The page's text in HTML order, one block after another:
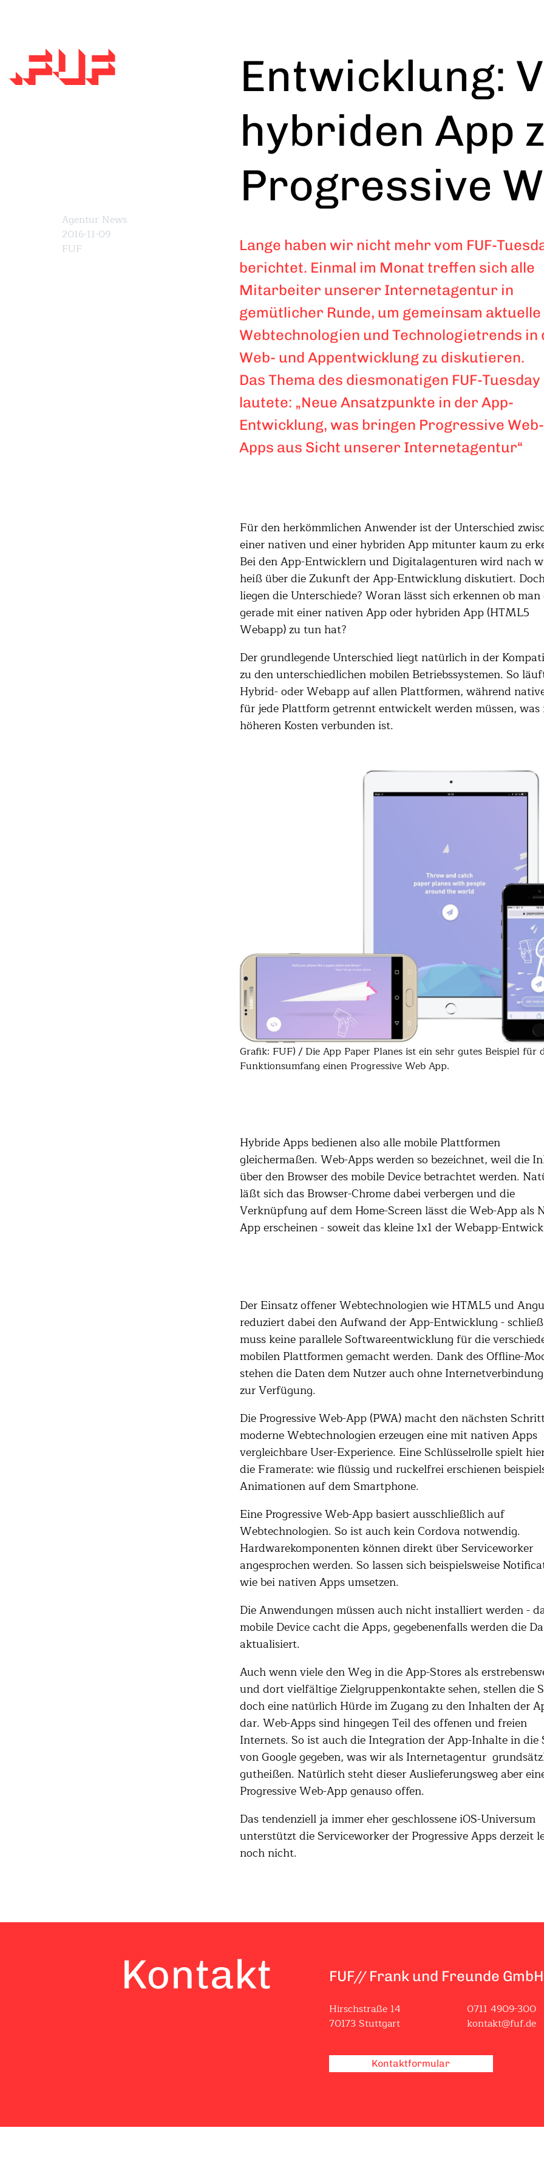
Entwicklung:
hybriden App
Progressive
Agentur News
2016-11-09
FUF
Lange haben wir nicht mehr vom FUF-
berichtet. Einmal im Monat treffen sich alle
Mitarbeiter unserer Internetagentur in
gemütlicher Runde, um gemeinsam aktuelle
Webtechnologien und Technologietrends in
Web- und Appentwicklung zu diskutieren.
Das Thema des diesmonatigen FUF-Tuesday
lautete: „Neue Ansatzpunkte in der App-
Entwicklung, was bringen Progressive Web-
Apps aus Sicht unserer Internetagentur“
Für den herkömmlichen Anwender ist der Unterschied
einer nativen und einer hybriden App mitunter kaum zu
Bei den App-Entwicklern und Digitalagenturen wird nach
heiß über die Zukunft der App-Entwicklung diskutiert.
liegen die Unterschiede? Woran lässt sich erkennen ob man
gerade mit einer nativen App oder hybriden App (HTML5
Webapp) zu tun hat?
Der grundlegende Unterschied liegt natürlich in der
zu den unterschiedlichen mobilen Betriebssystemen. So
Hybrid- oder Webapp auf allen Plattformen, während
für jede Plattform getrennt entwickelt werden müssen,
höheren Kosten verbunden ist.
Grafik: FUF)/ Die App Paper Planes ist ein sehr gutes Beispiel für
Funktionsumfang einen Progressive Web App.
Hybride Apps bedienen also alle mobile Plattformen
gleichermaßen. Web-Apps werden so bezeichnet, weil die
über den Browser des mobile Device betrachtet werden.
läßt sich das Browser-Chrome dabei verbergen und die
Verknüpfung auf dem Home-Screen lässt die Web-App als
App erscheinen - soweit das kleine 1x1 der Webapp-
Der Einsatz offener Webtechnologien wie HTML5 und
reduziert dabei den Aufwand der App-Entwicklung -
muss keine parallele Softwareentwicklung für die
mobilen Plattformen gemacht werden. Dank des Offline-
stehen die Daten dem Nutzer auch ohne
zur Verfügung.
Die Progressive Web-App (PWA) macht den nächsten
moderne Webtechnologien erzeugen eine mit nativen Apps
vergleichbare User-Experience. Eine Schlüsselrolle spielt
die Framerate: wie flüssig und ruckelfrei erschienen
Animationen auf dem Smartphone.
Eine Progressive Web-App basiert ausschließlich auf
Webtechnologien. So ist auch kein Cordova notwendig.
Hardwarekomponenten können direkt über Serviceworker
angesprochen werden. So lassen sich beispielsweise
wie bei nativen Apps umsetzen.
Die Anwendungen müssen auch nicht installiert werden -
mobile Device cacht die Apps, gegebenenfalls werden die
aktualisiert.
Auch wenn viele den Weg in die App-Stores als
und dort vielfältige Zielgruppenkontakte sehen, stellen die
doch eine natürlich Hürde im Zugang zu den Inhalten der
dar. Web-Apps sind hingegen Teil des offenen und freien
Internets. So ist auch die Integration der App-Inhalte in die
von Google gegeben, was wir als Internetagentur
gutheißen. Natürlich steht dieser Auslieferungsweg aber
Progressive Web-App genauso offen.
Das tendenziell ja immer eher geschlossene iOS-Universum
unterstützt die Serviceworker der Progressive Apps derzeit
noch nicht.
Kontakt FUF// Frank und Freunde GmbH
Hirschstraße 14
70173 Stuttgart
0711 4909-300
kontakt@fuf.de
Kontaktformular